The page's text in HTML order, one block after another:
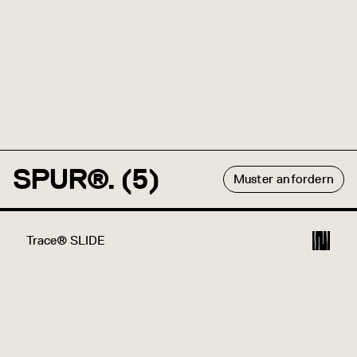
SPUR®. (5) Muster anfordern
Trace® CURVED
Trace® SKEW
Trace® SLANT
Trace® SLIDE